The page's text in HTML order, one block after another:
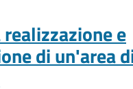
e
di un'area